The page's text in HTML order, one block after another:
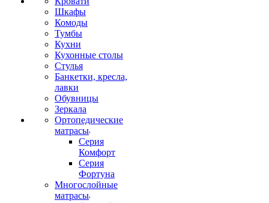
Шкафы
Комоды
Тумбы
Кухни
Кухонные столы
Стулья
Банкетки, кресла,
лавки
Обувницы
Зеркала
Ортопедические
матрасы
Серия
Комфорт
Серия
Фортуна
Многослойные
матрасы